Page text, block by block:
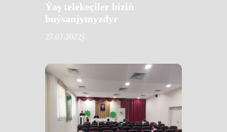
Ýaş telekeçiler biziň
buýsanjymyzdyr
27.07.2022ý.